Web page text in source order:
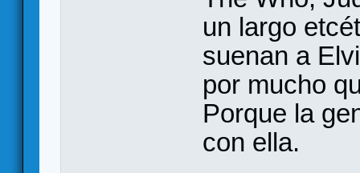
un largo
suenan a
por mucho
Porque la
con ella.